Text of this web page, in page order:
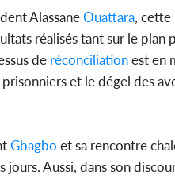
AlassaneOuattara,
réalisés tant sur le plan
de réconciliationest en
et le dégel des
Gbagbo et sa rencontre
jours. Aussi, dans son